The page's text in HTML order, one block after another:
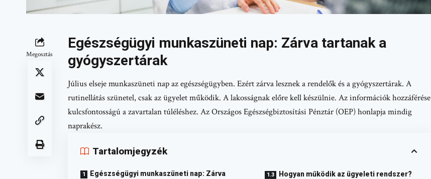
Megosztás
Egészségügyi munkaszüneti nap: Zárva tartanak a
gyógyszertárak
Július elseje munkaszüneti nap az egészségügyben. Ezért zárva lesznek a rendelők és a gyógyszertárak. A
rutinellátás szünetel, csak az ügyelet működik. A lakosságnak előre kell készülnie. Az információk hozzáférése
kulcsfontosságú a zavartalan túléléshez. Az Országos Egészségbiztosítási Pénztár (OEP) honlapja mindig
naprakész.
Tartalomjegyzék
Egészségügyi munkaszüneti nap: Zárva
Hogyan működik az ügyeleti rendszer?